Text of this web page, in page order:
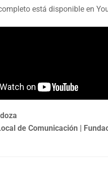
está disponible en
de Comunicación |